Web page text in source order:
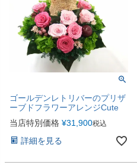
ゴールデンレトリバーのプリザ
ーブドフラワーアレンジCute
当店特別価格 ¥31,900税込
詳細を見る